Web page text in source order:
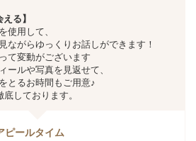
る】
使用して、
ながらゆっくりお話しができます！
て変動がございます
ールや写真を見返せて、
とるお時間もご用意♪
しております。
ピールタイム